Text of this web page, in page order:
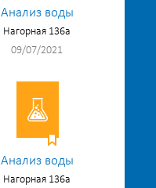
Анализ воды
Нагорная 136а
09/07/2021
Анализ воды
Нагорная 136а